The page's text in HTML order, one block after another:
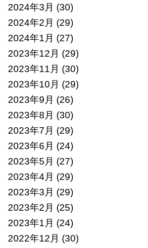
2024年3月 (30)
2024年2月 (29)
2024年1月 (27)
2023年12月 (29)
2023年11月 (30)
2023年10月 (29)
2023年9月 (26)
2023年8月 (30)
2023年7月 (29)
2023年6月 (24)
2023年5月 (27)
2023年4月 (29)
2023年3月 (29)
2023年2月 (25)
2023年1月 (24)
2022年12月 (30)